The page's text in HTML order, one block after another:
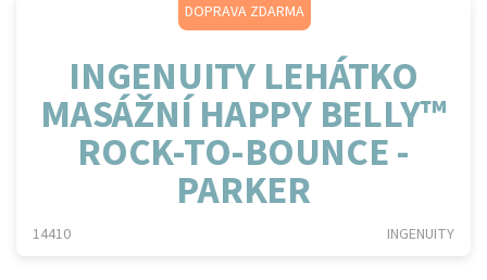
DOPRAVA ZDARMA
INGENUITY LEHÁTKO
MASÁŽNÍ HAPPY BELLY™
ROCK-TO-BOUNCE -
PARKER
14410 INGENUITY